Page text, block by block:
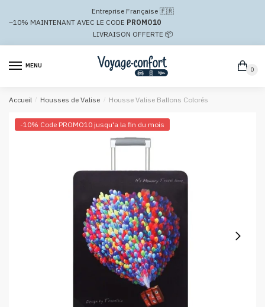
navigation
Entreprise Française 🇫🇷
–10% MAINTENANT AVEC LE CODE PROMO10
LIVRAISON OFFERTE 📦
MENU
0
Accueil / Housses de Valise / Housse Valise Ballons Colorés
-10% Code PROMO10 jusqu'a la fin du mois